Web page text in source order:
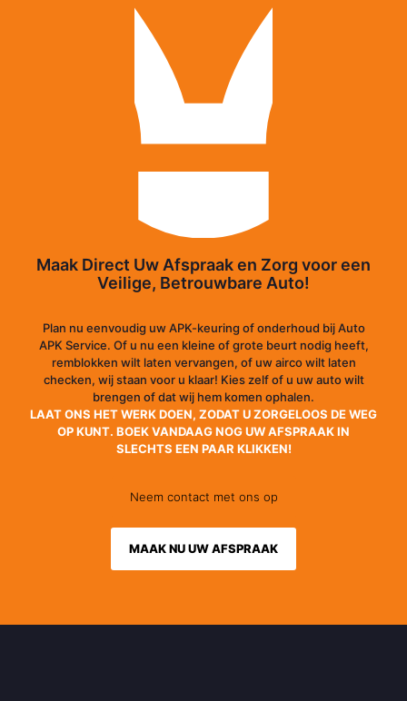
Maak Direct Uw Afspraak en Zorg voor een
Veilige, Betrouwbare Auto!
Plan nu eenvoudig uw APK-keuring of onderhoud bij Auto
APK Service. Of u nu een kleine of grote beurt nodig heeft,
remblokken wilt laten vervangen, of uw airco wilt laten
checken, wij staan voor u klaar! Kies zelf of u uw auto wilt
brengen of dat wij hem komen ophalen.
LAAT ONS HET WERK DOEN, ZODAT U ZORGELOOS DE WEG
OP KUNT. BOEK VANDAAG NOG UW AFSPRAAK IN
SLECHTS EEN PAAR KLIKKEN!
Neem contact met ons op
MAAK NU UW AFSPRAAK